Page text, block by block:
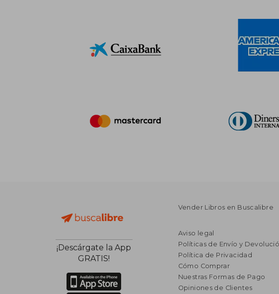
¡Descárgate la App
GRATIS!
Vender Libros en Buscalibre
Aviso legal
Políticas de Envío y
Política de Privacidad
Cómo Comprar
Nuestras Formas de Pago
Opiniones de Clientes